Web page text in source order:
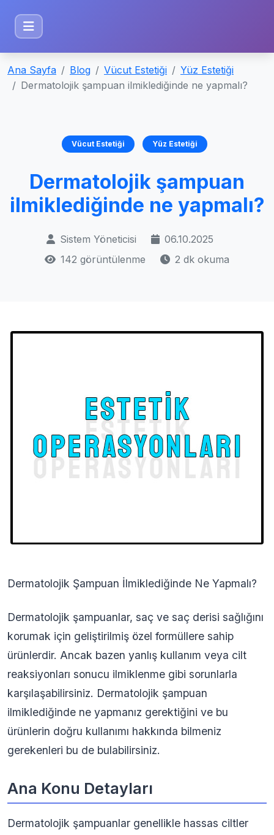
Ana Sayfa Blog Vücut Estetiği
Yüz Estetiği
Dermatolojik şampuan ilmiklediğinde ne yapmalı?
Vücut Estetiği Yüz Estetiği
Dermatolojik şampuan
ilmiklediğinde ne yapmalı?
Sistem Yöneticisi
06.10.2025
142 görüntülenme
2 dk okuma
Dermatolojik Şampuan İlmiklediğinde Ne Yapmalı?
Dermatolojik şampuanlar, saç ve saç derisi sağlığını
korumak için geliştirilmiş özel formüllere sahip
ürünlerdir. Ancak bazen yanlış kullanım veya cilt
reaksiyonları sonucu ilmiklenme gibi sorunlarla
karşılaşabilirsiniz. Dermatolojik şampuan
ilmiklediğinde ne yapmanız gerektiğini ve bu
ürünlerin doğru kullanımı hakkında bilmeniz
gerekenleri bu de bulabilirsiniz.
Ana Konu Detayları
Dermatolojik şampuanlar genellikle hassas ciltler